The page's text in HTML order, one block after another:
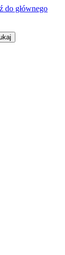
do głównego